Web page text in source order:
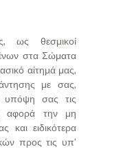
ως θεσμικοί
στα Σώματα
αίτημά μας,
με σας,
υπόψη σας τις
αφορά την μη
και ειδικότερα
προς τις υπ’